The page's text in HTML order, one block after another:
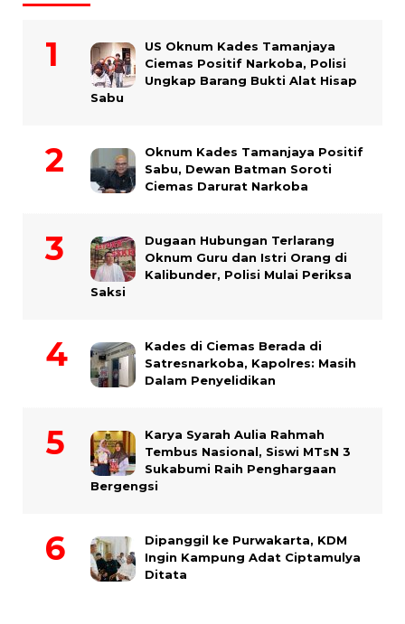
US Oknum Kades Tamanjaya
Ciemas Positif Narkoba, Polisi
Ungkap Barang Bukti Alat Hisap
Sabu
Oknum Kades Tamanjaya Positif
Sabu, Dewan Batman Soroti
Ciemas Darurat Narkoba
Dugaan Hubungan Terlarang
Oknum Guru dan Istri Orang di
Kalibunder, Polisi Mulai Periksa
Saksi
Kades di Ciemas Berada di
Satresnarkoba, Kapolres: Masih
Dalam Penyelidikan
Karya Syarah Aulia Rahmah
Tembus Nasional, Siswi MTsN 3
Sukabumi Raih Penghargaan
Bergengsi
Dipanggil ke Purwakarta, KDM
Ingin Kampung Adat Ciptamulya
Ditata